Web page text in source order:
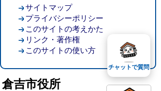
サイトマップ
プライバシーポリシー
このサイトの考えかた
リンク・著作権
このサイトの使い方
倉吉市役所
チャットで質問